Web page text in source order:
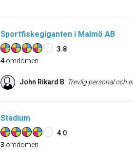
Sportfiskegiganten i Malmö AB
3.8
4 omdömen
John Rikard B: Trevlig personal och
Stadium
4.0
3 omdömen